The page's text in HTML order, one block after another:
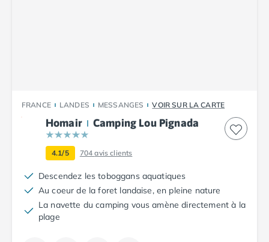
Camping Jura
Camping Clairvaux-les-Lacs
Camping Haute-Normandie
Camping Eure
Camping Ile-de-France
Camping Essonne
Camping Seine-et-Marne
Camping Val d'Oise
Camping Val-de-Marne
FRANCE LANDES MESSANGES VOIR SUR LA CARTE
Homair Camping Lou Pignada
4.1/5 704avis clients
Descendez les toboggans aquatiques
Au coeur de la foret landaise, en pleine nature
La navette du camping vous amène directement à la
plage